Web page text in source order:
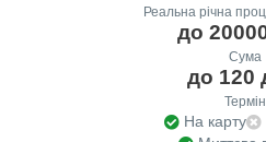
Реальна річна
до
Сума
до 120
Термін
На карту